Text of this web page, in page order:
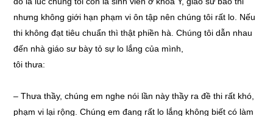
nhưng không giới hạn phạm vi ôn tập nên chúng tôi rất lo. Nếu
thi không đạt tiêu chuẩn thì thật phiền hà. Chúng tôi dẫn nhau
đến nhà giáo sư bày tỏ sự lo lắng của mình,
tôi thưa:
– Thưa thầy, chúng em nghe nói lần này thầy ra đề thi rất khó,
phạm vi lại rộng. Chúng em đang rất lo lắng không biết có làm